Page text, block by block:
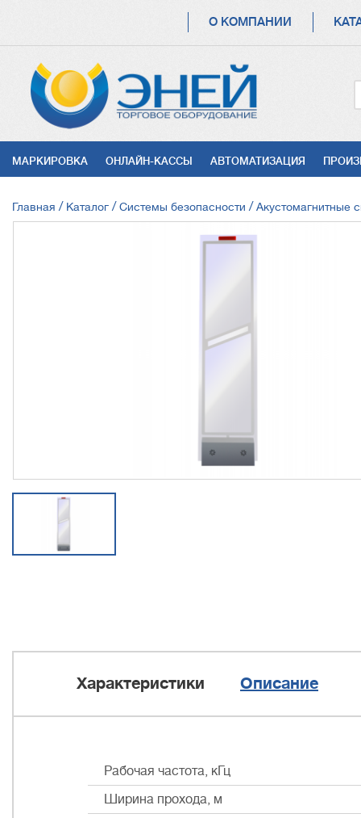
НАВИГАЦИЯ
О КОМПАНИИ
УСЛУГИ
МАРКИРОВКА ОНЛАЙН-КАССЫ АВТОМАТИЗАЦИЯ
СТРОКА
НАВИГАЦИИ
Главная Каталог Системы безопасности Акустомагнитные
Характеристики Описание
Рабочая частота, кГц
Ширина прохода, м